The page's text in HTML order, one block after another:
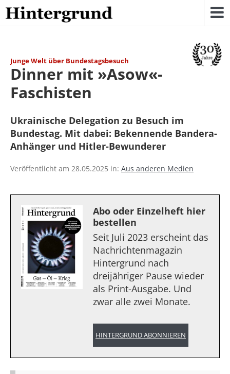
Skip
to
content
Junge Welt über Bundestagsbesuch
Dinner mit »Asow«-
Faschisten
Ukrainische Delegation zu Besuch im
Bundestag. Mit dabei: Bekennende Bandera-
Anhänger und Hitler-Bewunderer
Veröffentlicht am 28.05.2025 in: Aus anderen Medien
Abo oder Einzelheft hier
bestellen
Seit Juli 2023 erscheint das
Nachrichtenmagazin
Hintergrund nach
dreijähriger Pause wieder
als Print-Ausgabe. Und
zwar alle zwei Monate.
HINTERGRUND ABONNIEREN